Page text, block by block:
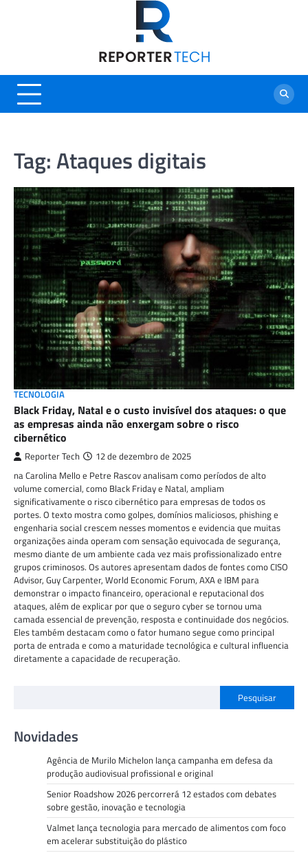
Tag:Ataques digitais
TECNOLOGIA
Black Friday, Natal e o custo invisível dos ataques: o que
as empresas ainda não enxergam sobre o risco
cibernético
Reporter Tech 12 de dezembro de 2025
na Carolina Mello e Petre Rascov analisam como períodos de alto
volume comercial, como Black Friday e Natal, ampliam
significativamente o risco cibernético para empresas de todos os
portes. O texto mostra como golpes, domínios maliciosos, phishing e
engenharia social crescem nesses momentos e evidencia que muitas
organizações ainda operam com sensação equivocada de segurança,
mesmo diante de um ambiente cada vez mais profissionalizado entre
grupos criminosos. Os autores apresentam dados de fontes como CISO
Advisor, Guy Carpenter, World Economic Forum, AXA e IBM para
demonstrar o impacto financeiro, operacional e reputacional dos
ataques, além de explicar por que o seguro cyber se tornou uma
camada essencial de prevenção, resposta e continuidade dos negócios.
Eles também destacam como o fator humano segue como principal
porta de entrada e como a maturidade tecnológica e cultural influencia
diretamente a capacidade de recuperação.
Pesquisar
Novidades
Agência de Murilo Michelon lança campanha em defesa da
produção audiovisual profissional e original
Senior Roadshow 2026 percorrerá 12 estados com debates
sobre gestão, inovação e tecnologia
Valmet lança tecnologia para mercado de alimentos com foco
em acelerar substituição do plástico